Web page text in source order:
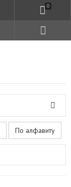
0
По алфавиту